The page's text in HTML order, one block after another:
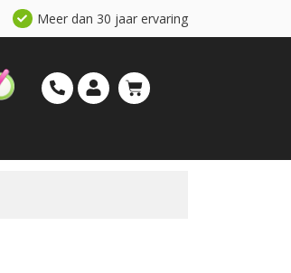
Meer dan 30 jaar ervaring